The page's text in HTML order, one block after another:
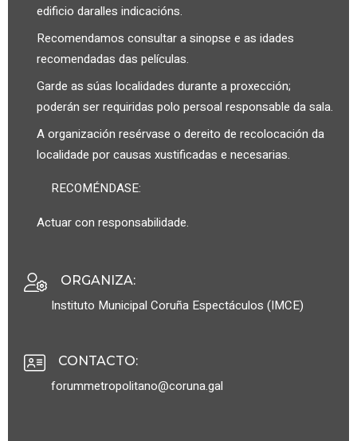
edificio daralles indicacións.
Recomendamos consultar a sinopse e as idades
recomendadas das películas.
Garde as súas localidades durante a proxección;
poderán ser requiridas polo persoal responsable da sala.
A organización resérvase o dereito de recolocación da
localidade por causas xustificadas e necesarias.
RECOMÉNDASE:
Actuar con responsabilidade.
ORGANIZA:
Instituto Municipal Coruña Espectáculos (IMCE)
CONTACTO:
forummetropolitano@coruna.gal